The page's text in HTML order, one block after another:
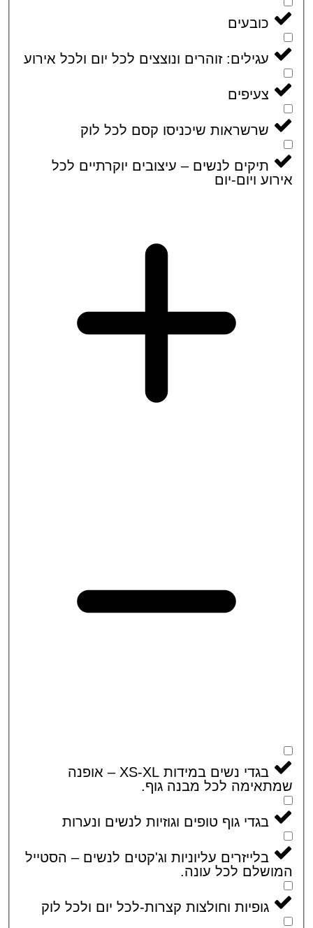
כובעים
עגילים: זוהרים ונוצצים לכל יום ולכל אירוע
צעיפים
שרשראות שיכניסו קסם לכל לוק
תיקים לנשים – עיצובים יוקרתיים לכל
ויום-יום
בגדי נשים במידות XS-XL – אופנה
לכל מבנה גוף.
בגדי גוף טופים וגוזיות לנשים ונערות
בלייזרים עליוניות וג'קטים לנשים – הסטייל
לכל עונה.
גופיות וחולצות קצרות-לכל יום ולכל לוק